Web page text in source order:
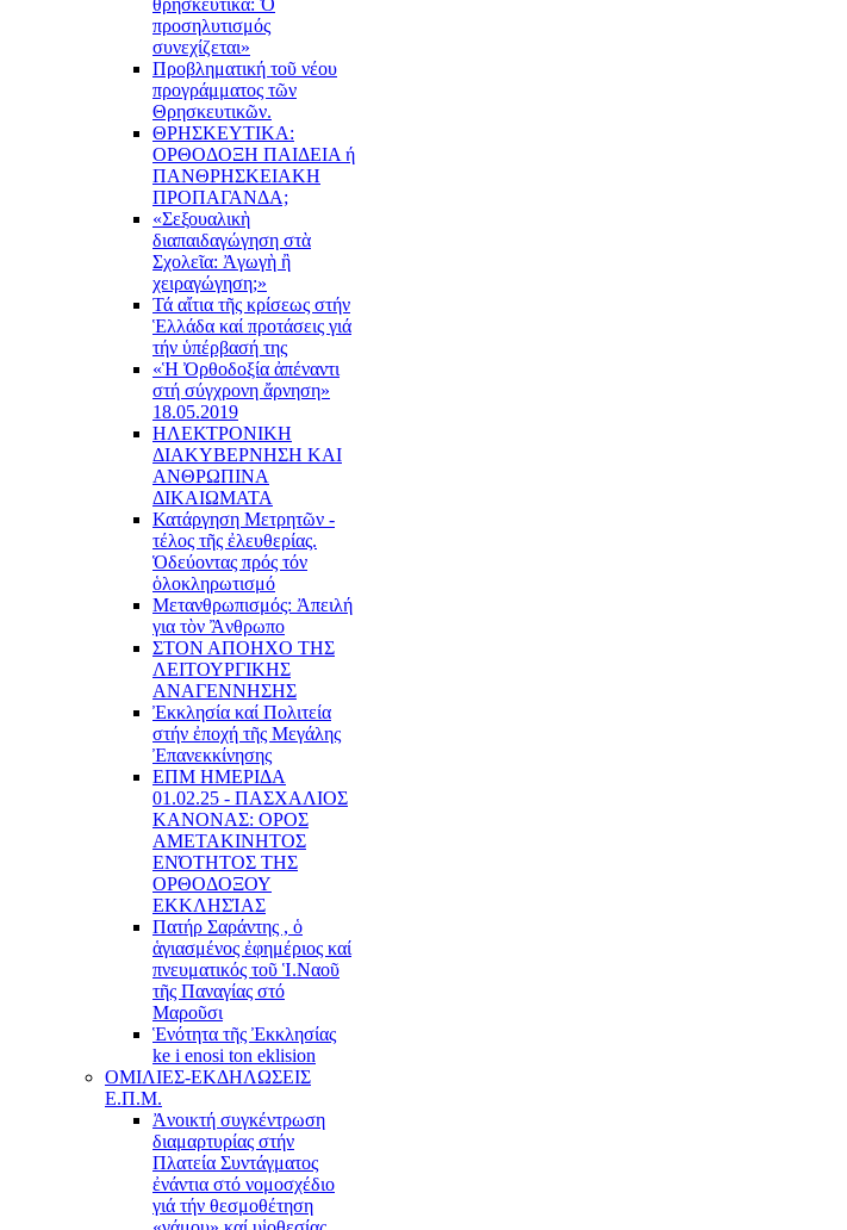
θρησκευτικά: Ὁ
προσηλυτισμός
συνεχίζεται»
Προβληματική τοῦ νέου
προγράμματος τῶν
Θρησκευτικῶν.
ΘΡΗΣΚΕΥΤΙΚΑ:
ΟΡΘΟΔΟΞΗ ΠΑΙΔΕΙΑ ή
ΠΑΝΘΡΗΣΚΕΙΑΚΗ
ΠΡΟΠΑΓΑΝΔΑ;
«Σεξουαλικὴ
διαπαιδαγώγηση στὰ
Σχολεῖα: Ἀγωγὴ ἢ
χειραγώγηση;»
Τά αἴτια τῆς κρίσεως στήν
Ἑλλάδα καί προτάσεις γιά
τήν ὑπέρβασή της
«Ἡ Ὀρθοδοξία ἀπέναντι
στή σύγχρονη ἄρνηση»
18.05.2019
ΗΛΕΚΤΡΟΝΙΚΗ
ΔΙΑΚΥΒΕΡΝΗΣΗ ΚΑΙ
ΑΝΘΡΩΠΙΝΑ
ΔΙΚΑΙΩΜΑΤΑ
Κατάργηση Μετρητῶν -
τέλος τῆς ἐλευθερίας.
Ὁδεύοντας πρός τόν
ὁλοκληρωτισμό
Μετανθρωπισμός: Ἀπειλή
για τὸν Ἂνθρωπο
ΣΤΟΝ ΑΠΟΗΧΟ ΤΗΣ
ΛΕΙΤΟΥΡΓΙΚΗΣ
ΑΝΑΓΕΝΝΗΣΗΣ
Ἐκκλησία καί Πολιτεία
στήν ἐποχή τῆς Μεγάλης
Ἐπανεκκίνησης
ΕΠΜ ΗΜΕΡΙΔΑ
01.02.25 - ΠΑΣΧΑΛΙΟΣ
ΚΑΝΟΝΑΣ: ΟΡΟΣ
ΑΜΕΤΑΚΙΝΗΤΟΣ
ΕΝΌΤΗΤΟΣ ΤΗΣ
ΟΡΘΟΔΟΞΟΥ
ΕΚΚΛΗΣΊΑΣ
Πατήρ Σαράντης , ὁ
ἁγιασμένος ἐφημέριος καί
πνευματικός τοῦ Ἱ.Ναοῦ
τῆς Παναγίας στό
Μαροῦσι
Ἑνότητα τῆς Ἐκκλησίας
ke i enosi ton eklision
ΟΜΙΛΙΕΣ-ΕΚΔΗΛΩΣΕΙΣ
Ε.Π.Μ.
Ἀνοικτή συγκέντρωση
διαμαρτυρίας στήν
Πλατεία Συντάγματος
ἐνάντια στό νομοσχέδιο
γιά τήν θεσμοθέτηση